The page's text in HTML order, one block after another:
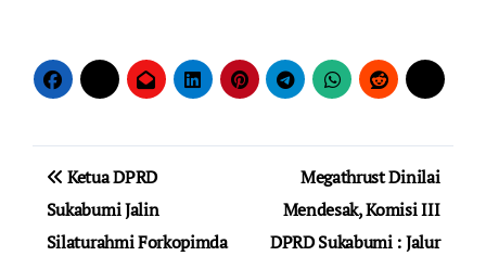
Navigasi
pos
Ketua DPRD
Sukabumi Jalin
Silaturahmi Forkopimda
Megathrust Dinilai
Mendesak, Komisi III
DPRD Sukabumi : Jalur